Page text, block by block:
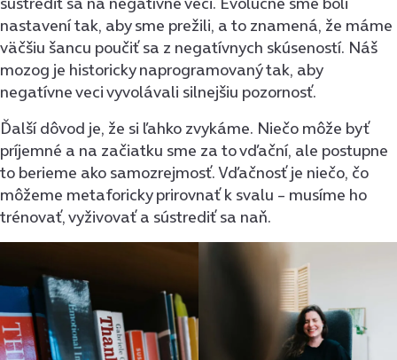
nastavení tak, aby sme prežili, a to znamená, že máme
väčšiu šancu poučiť sa z negatívnych skúseností. Náš
mozog je historicky naprogramovaný tak, aby
negatívne veci vyvolávali silnejšiu pozornosť.
Ďalší dôvod je, že si ľahko zvykáme. Niečo môže byť
príjemné a na začiatku sme za to vďační, ale postupne
to berieme ako samozrejmosť. Vďačnosť je niečo, čo
môžeme metaforicky prirovnať k svalu – musíme ho
trénovať, vyživovať a sústrediť sa naň.